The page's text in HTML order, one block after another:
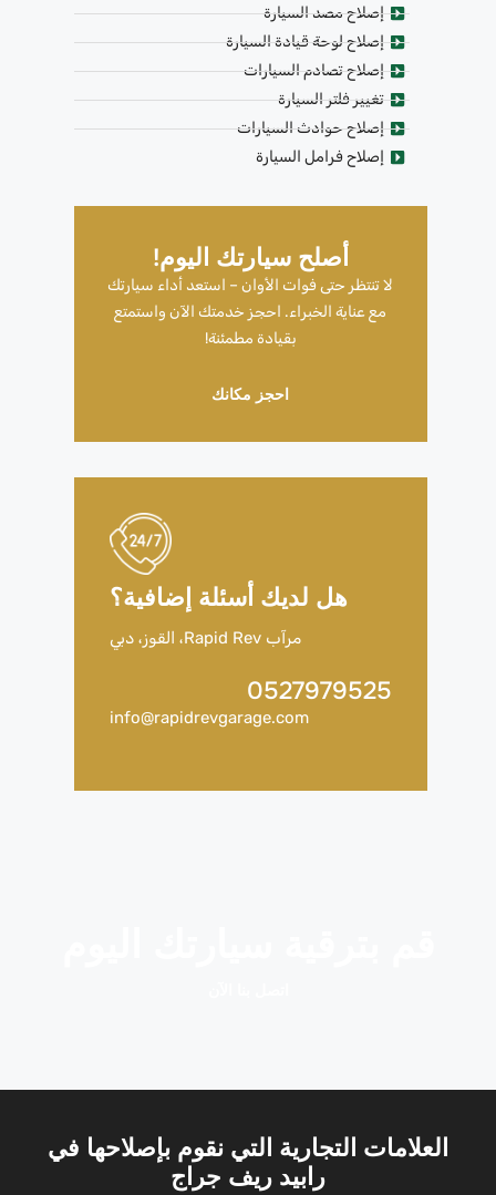
إصلاح مصد السيارة
إصلاح لوحة قيادة السيارة
إصلاح تصادم السيارات
تغيير فلتر السيارة
إصلاح حوادث السيارات
إصلاح فرامل السيارة
أصلح سيارتك اليوم!
لا تنتظر حتى فوات الأوان – استعد أداء سيارتك
مع عناية الخبراء. احجز خدمتك الآن واستمتع
بقيادة مطمئنة!
احجز مكانك
هل لديك أسئلة إضافية؟
مرآب Rapid Rev، القوز، دبي
0527979525
info@rapidrevgarage.com
العلامات التجارية التي نقوم بإصلاحها في
رابيد ريف جراج